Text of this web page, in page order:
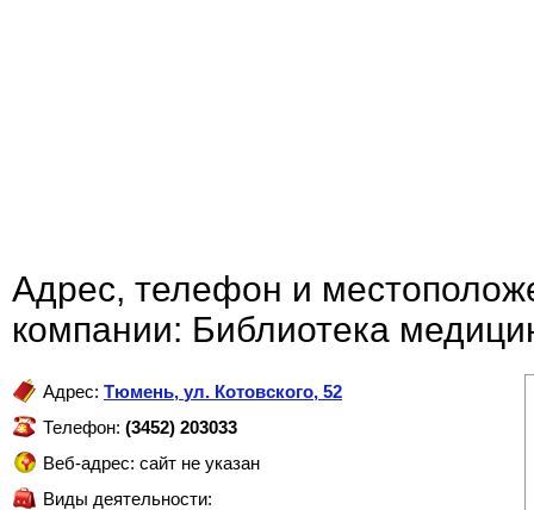
Адрес, телефон и
компании: Библиотека
Адрес: Тюмень, ул. Котовского, 52
Телефон: (3452) 203033
Веб-адрес: сайт не указан
Виды деятельности: